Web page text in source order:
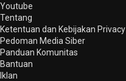
Youtube
Tentang
Ketentuan dan Kebijakan Privacy
Pedoman Media Siber
Panduan Komunitas
Bantuan
Iklan